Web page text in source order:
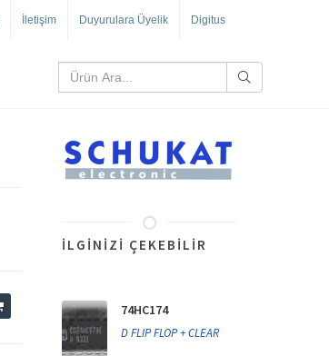
İletişim Duyurulara Üyelik Digitus
İLGINIZI ÇEKEBILIR
74HC174
D FLIP FLOP + CLEAR